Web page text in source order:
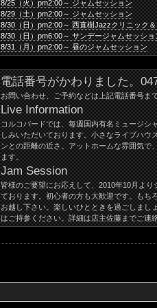
8/25（火）pm2:00～ ジャムセッション
8/29（土）pm2:00～ ジャムセッション
8/30（日）pm2:00～ 西直樹Jazzクリニック
8/30（日）pm6:00～ サンデージャムセッショ
8/31（月）pm2:00～ 昼のジャムセッション
電話番号がかわりました。
お問い合わせ、ご予約などは上記電話番号ま
Live Information
コルコバードでは、毎週国内有名ミュージシ
しみいただいております。小さなライブハウ
ンとの距離の近さ。アットホームな雰囲気で
ます。
Jam Session
皆様のご要望にお応えして、2010年10月より
ております。初心者の方も大歓迎です。もち
お越し下さい。楽しいひとときを過ごしまし
はご持参ください。詳細は店主佐藤までご連